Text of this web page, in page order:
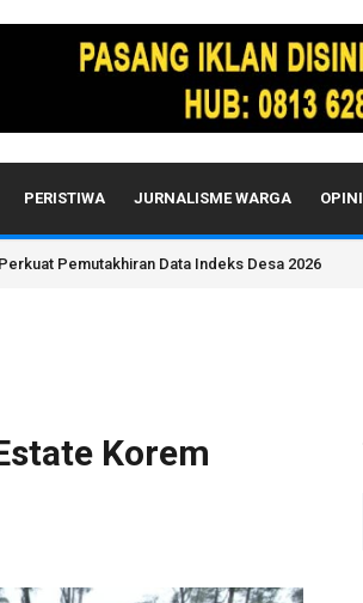
PERISTIWA JURNALISME WARGA OPINI
Kerja Sama Agrobisnis
Korem